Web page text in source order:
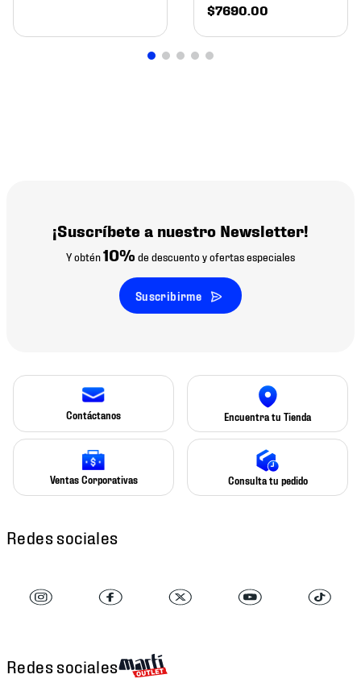
$7690 00
¡Suscríbete a nuestro Newsletter!
Y obtén10% de descuento y ofertas especiales
Suscribirme
Contáctanos Encuentra tu Tienda
Ventas Corporativas Consulta tu pedido
Redes sociales
Redes sociales